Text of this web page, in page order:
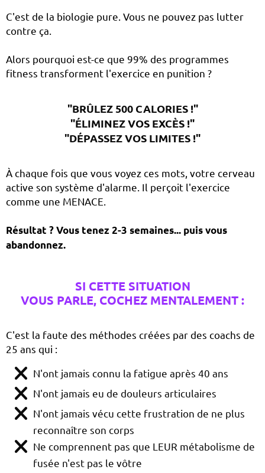
C'est de la biologie pure. Vous ne pouvez pas lutter
contre ça.
Alors pourquoi est-ce que 99% des programmes
fitness transforment l'exercice en punition ?
"BRÛLEZ 500 CALORIES !"
"ÉLIMINEZ VOS EXCÈS !"
"DÉPASSEZ VOS LIMITES !"
À chaque fois que vous voyez ces mots, votre cerveau
active son système d'alarme. Il perçoit l'exercice
comme une MENACE.
Résultat ? Vous tenez 2-3 semaines... puis vous
abandonnez.
SI CETTE SITUATION
VOUS PARLE, COCHEZ MENTALEMENT :
C'est la faute des méthodes créées par des coachs de
25 ans qui :
N'ont jamais connu la fatigue après 40 ans
N'ont jamais eu de douleurs articulaires
N'ont jamais vécu cette frustration de ne plus
reconnaître son corps
Ne comprennent pas que LEUR métabolisme de
fusée n'est pas le vôtre